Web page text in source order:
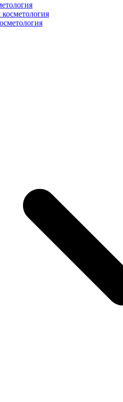
косметология